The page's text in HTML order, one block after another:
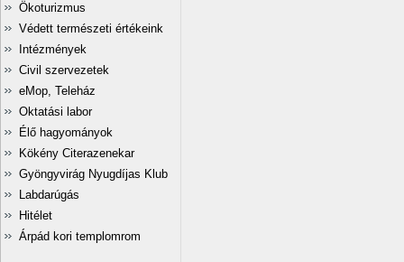
Ökoturizmus
Védett természeti értékeink
Intézmények
Civil szervezetek
eMop, Teleház
Oktatási labor
Élő hagyományok
Kökény Citerazenekar
Gyöngyvirág Nyugdíjas Klub
Labdarúgás
Hitélet
Árpád kori templomrom